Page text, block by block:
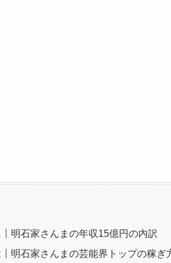
明石家さんまの年収15億円の内訳
明石家さんまの芸能界トップの稼ぎ